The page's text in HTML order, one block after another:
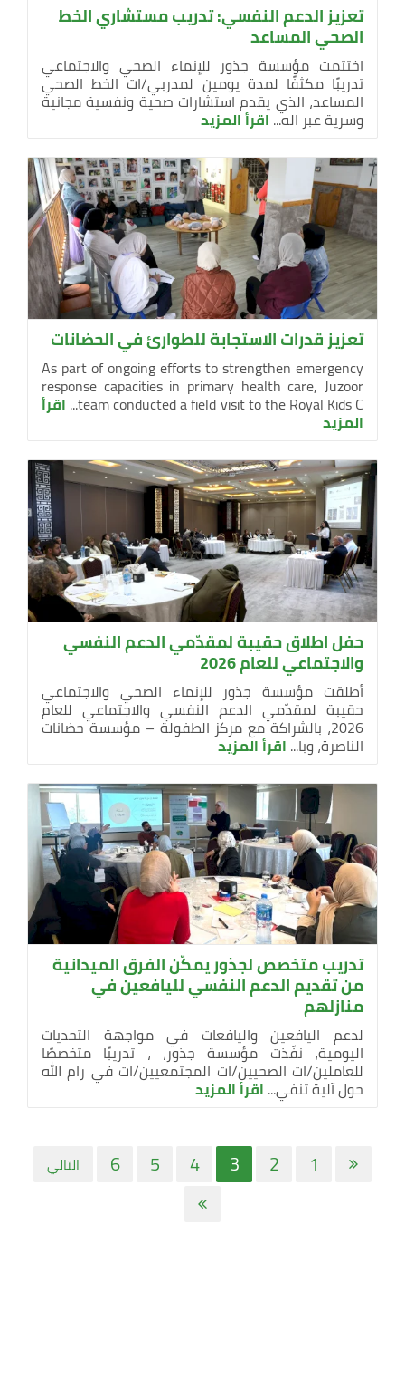
تعزيز الدعم النفسي: تدريب مستشاري الخط
الصحي المساعد
اختتمت مؤسسة جذور للإنماء الصحي والاجتماعي
تدريبًا مكثفًا لمدة يومين لمدربي/ات الخط الصحي
المساعد، الذي يقدم استشارات صحية ونفسية مجانية
وسرية عبر اله... اقرأ المزيد
تعزيز قدرات الاستجابة للطوارئ في الحضانات
As part of ongoing efforts to strengthen emergency
response capacities in primary health care, Juzoor
team conducted a field visit to the Royal Kids C... اقرأ
المزيد
حفل اطلاق حقيبة لمقدّمي الدعم النفسي
والاجتماعي للعام 2026
أطلقت مؤسسة جذور للإنماء الصحي والاجتماعي
حقيبة لمقدّمي الدعم النفسي والاجتماعي للعام
2026، بالشراكة مع مركز الطفولة – مؤسسة حضانات
الناصرة، وبا... اقرأ المزيد
تدريب متخصص لجذور يمكّن الفرق الميدانية
من تقديم الدعم النفسي لليافعين في
منازلهم
لدعم اليافعين واليافعات في مواجهة التحديات
اليومية، نفّذت مؤسسة جذور، ، تدريبًا متخصصًا
للعاملين/ات الصحيين/ات المجتمعيين/ات في رام الله
حول آلية تنفي... اقرأ المزيد
1
2
3
4
5
6 التالي